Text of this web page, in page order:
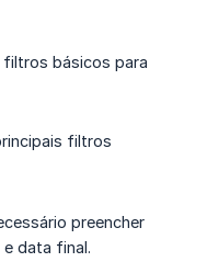
filtros básicos para
filtros
preencher
data final.